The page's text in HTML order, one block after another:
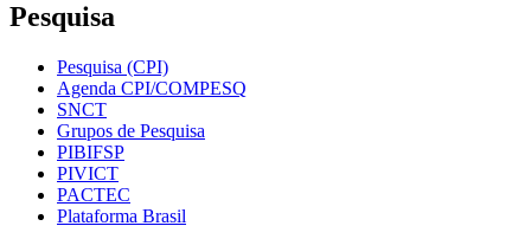
Pesquisa
Pesquisa (CPI)
Agenda CPI/COMPESQ
SNCT
Grupos de Pesquisa
PIBIFSP
PIVICT
PACTEC
Plataforma Brasil